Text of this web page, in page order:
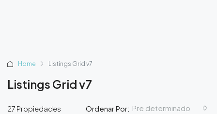
Home Listings Grid v7
Listings Grid v7
27 Propiedades Ordenar Por: Pre determinado